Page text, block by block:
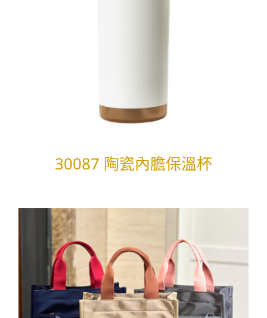
30087 陶瓷內膽保溫杯